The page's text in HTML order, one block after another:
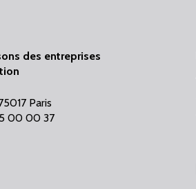
des entreprises
Paris
00 00 37